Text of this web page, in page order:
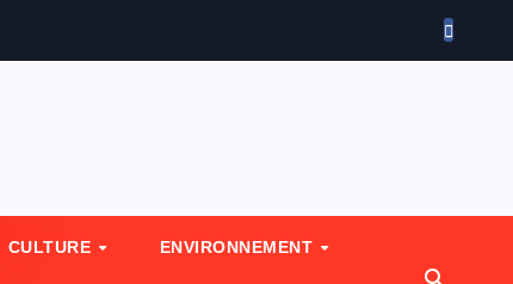
CULTURE ENVIRONNEMENT